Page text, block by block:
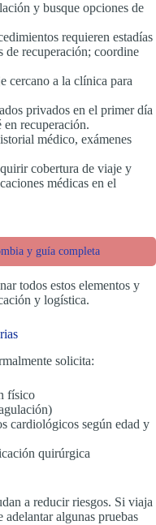
y busque opciones de
requieren estadías
de recuperación; coordine
cercano a la clínica para
privados en el primer día
en recuperación.
médico, exámenes
cobertura de viaje y
médicas en el
y guía completa
todos estos elementos y
y logística.
solicita:
físico
cardiológicos según edad y
quirúrgica
a reducir riesgos. Si viaja
algunas pruebas